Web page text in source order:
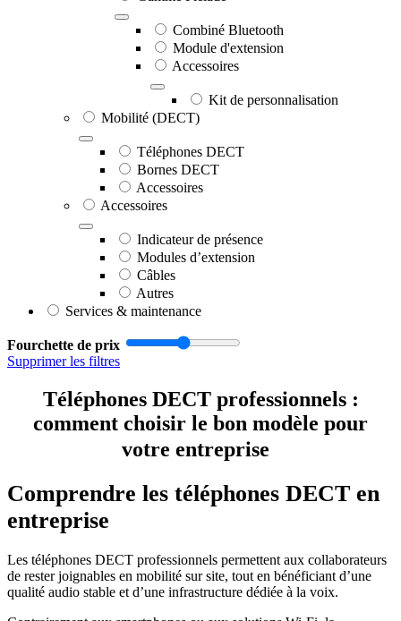
Combiné Bluetooth
Module d'extension
Accessoires
Kit de personnalisation
Mobilité (DECT)
Téléphones DECT
Bornes DECT
Accessoires
Accessoires
Indicateur de présence
Modules d’extension
Câbles
Autres
Services & maintenance
Fourchette de prix
Supprimer les filtres
Téléphones DECT professionnels :
comment choisir le bon modèle pour
votre entreprise
Comprendre les téléphones DECT en
entreprise
Les téléphones DECT professionnels permettent aux collaborateurs
de rester joignables en mobilité sur site, tout en bénéficiant d’une
qualité audio stable et d’une infrastructure dédiée à la voix.